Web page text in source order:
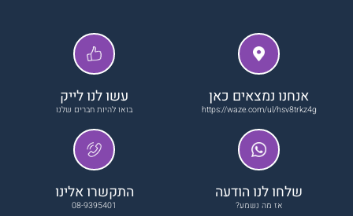
אנחנו נמצאים כאן
https://waze.com/ul/hsv8trkz4g
עשו לנו לייק
בואו להיות חברים שלנו
שלחו לנו הודעה
אז מה נשמע?
התקשרו אלינו
08-9395401